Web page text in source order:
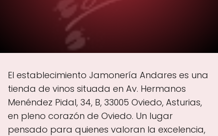
El establecimiento Jamonería Andares es una
tienda de vinos situada en Av. Hermanos
Menéndez Pidal, 34, B, 33005 Oviedo, Asturias,
en pleno corazón de Oviedo. Un lugar
pensado para quienes valoran la excelencia,